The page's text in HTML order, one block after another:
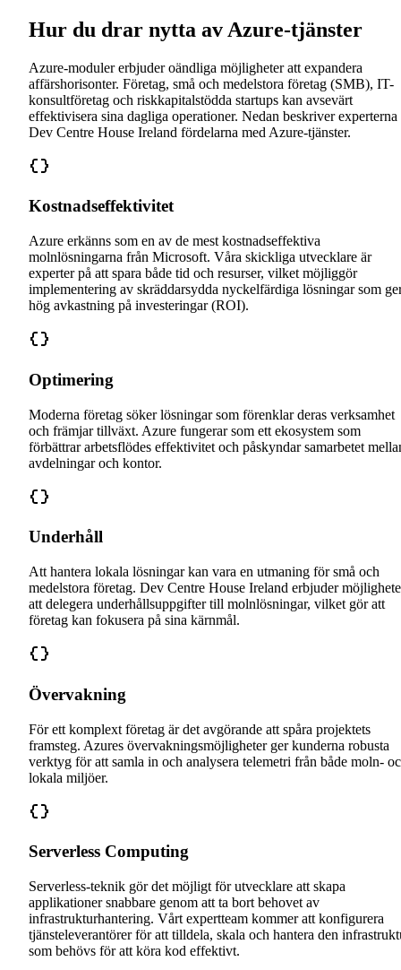
Hur du drar nytta av Azure-tjänster
Azure-moduler erbjuder oändliga möjligheter att expandera
affärshorisonter. Företag, små och medelstora företag (SMB), IT-
konsultföretag och riskkapitalstödda startups kan avsevärt
effektivisera sina dagliga operationer. Nedan beskriver experterna
Dev Centre House Ireland fördelarna med Azure-tjänster.
Kostnadseffektivitet
Azure erkänns som en av de mest kostnadseffektiva
molnlösningarna från Microsoft. Våra skickliga utvecklare är
experter på att spara både tid och resurser, vilket möjliggör
implementering av skräddarsydda nyckelfärdiga lösningar som
hög avkastning på investeringar (ROI).
Optimering
Moderna företag söker lösningar som förenklar deras verksamhet
och främjar tillväxt. Azure fungerar som ett ekosystem som
förbättrar arbetsflödes effektivitet och påskyndar samarbetet
avdelningar och kontor.
Underhåll
Att hantera lokala lösningar kan vara en utmaning för små och
medelstora företag. Dev Centre House Ireland erbjuder
att delegera underhållsuppgifter till molnlösningar, vilket gör att
företag kan fokusera på sina kärnmål.
Övervakning
För ett komplext företag är det avgörande att spåra projektets
framsteg. Azures övervakningsmöjligheter ger kunderna robusta
verktyg för att samla in och analysera telemetri från både moln-
lokala miljöer.
Serverless Computing
Serverless-teknik gör det möjligt för utvecklare att skapa
applikationer snabbare genom att ta bort behovet av
infrastrukturhantering. Vårt expertteam kommer att konfigurera
tjänsteleverantörer för att tilldela, skala och hantera den
som behövs för att köra kod effektivt.